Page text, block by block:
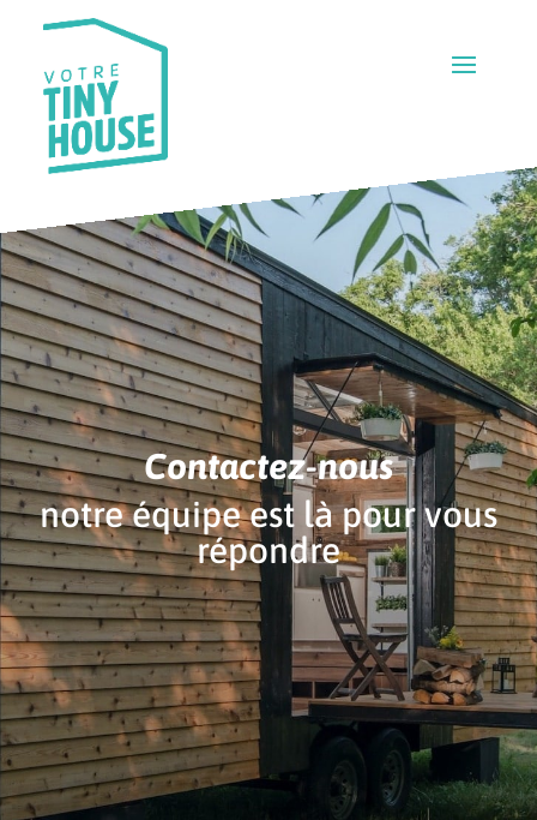
Contactez-nous
notre équipe est là pour vous
répondre